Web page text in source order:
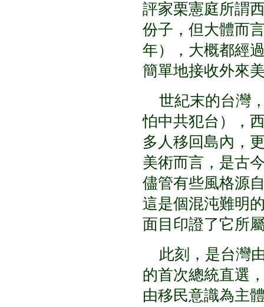
評家栗憲庭所謂
份子，但大體而
年），大概都經
簡單地接收外來
世紀末的台灣
怕中共犯台），
多人移回島內，
美術而言，是古
儘管有些風格源
這是個混沌難明
面目印證了它所
此刻，是台灣
的首次總統直選
由移民意識為主